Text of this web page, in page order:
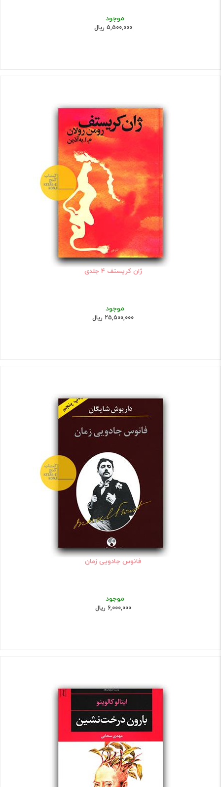
موجود
5,500,000 ریال
ژان کریستف 4 جلدی
موجود
25,500,000 ریال
فانوس جادویی زمان
موجود
6,000,000 ریال